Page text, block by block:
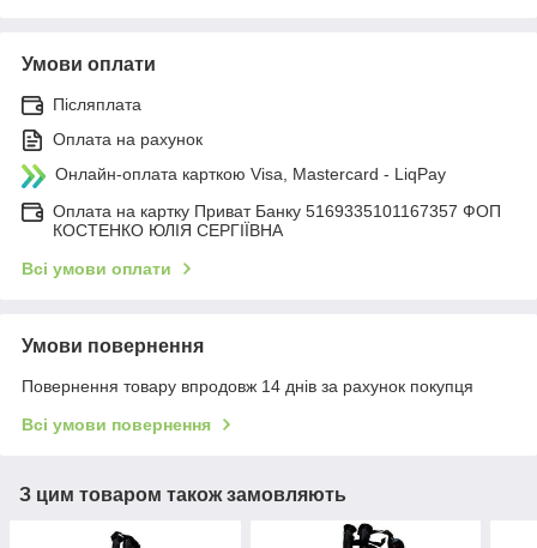
Умови оплати
Післяплата
Оплата на рахунок
Онлайн-оплата карткою Visa, Mastercard - LiqPay
Оплата на картку Приват Банку 5169335101167357 ФОП
КОСТЕНКО ЮЛІЯ СЕРГІЇВНА
Всі умови оплати
Умови повернення
Повернення товару впродовж 14 днів за рахунок покупця
Всі умови повернення
З цим товаром також замовляють